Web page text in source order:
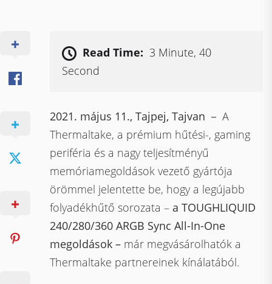
Read Time: 3 Minute, 40
Second
2021. május 11., Tajpej, Tajvan － A
Thermaltake, a prémium hűtési-, gaming
periféria és a nagy teljesítményű
memóriamegoldások vezető gyártója
örömmel jelentette be, hogy a legújabb
folyadékhűtő sorozata – a TOUGHLIQUID
240/280/360 ARGB Sync All-In-One
megoldások – már megvásárolhatók a
Thermaltake partnereinek kínálatából.